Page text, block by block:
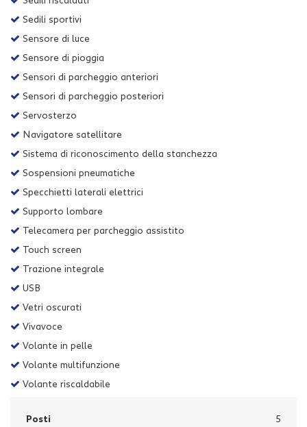
Sedili sportivi
Sensore di luce
Sensore di pioggia
Sensori di parcheggio anteriori
Sensori di parcheggio posteriori
Servosterzo
Navigatore satellitare
Sistema di riconoscimento della stanchezza
Sospensioni pneumatiche
Specchietti laterali elettrici
Supporto lombare
Telecamera per parcheggio assistito
Touch screen
Trazione integrale
USB
Vetri oscurati
Vivavoce
Volante in pelle
Volante multifunzione
Volante riscaldabile
Posti 5